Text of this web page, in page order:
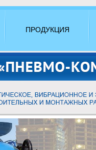
ПРОДУКЦИЯ